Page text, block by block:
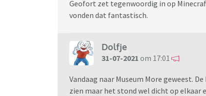
Geofort zet tegenwoordig in op
vonden dat fantastisch.
Dolfje
31-07-2021 om 17:01
Vandaag naar Museum More geweest.
zien maar het stond wel dicht op elkaar